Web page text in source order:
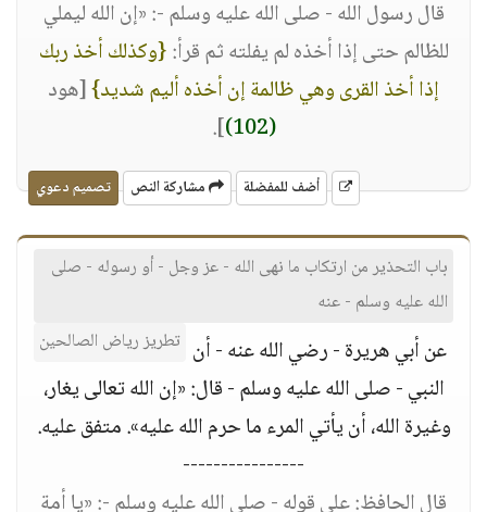
قال رسول الله - صلى الله عليه وسلم -: «إن الله ليملي
للظالم حتى إذا أخذه لم يفلته ثم قرأ:{وكذلك أخذ ربك
إذا أخذ القرى وهي ظالمة إن أخذه أليم شديد}[هود
(102)
].
أضف للمفضلة مشاركة النص تصميم دعوي
باب التحذير من ارتكاب ما نهى الله - عز وجل - أو رسوله - صلى
الله عليه وسلم - عنه
تطريز رياض الصالحين عن أبي هريرة - رضي الله عنه - أن
النبي - صلى الله عليه وسلم - قال: «إن الله تعالى يغار،
وغيرة الله، أن يأتي المرء ما حرم الله عليه». متفق عليه.
----------------
قال الحافظ: على قوله - صلى الله عليه وسلم -: «يا أمة